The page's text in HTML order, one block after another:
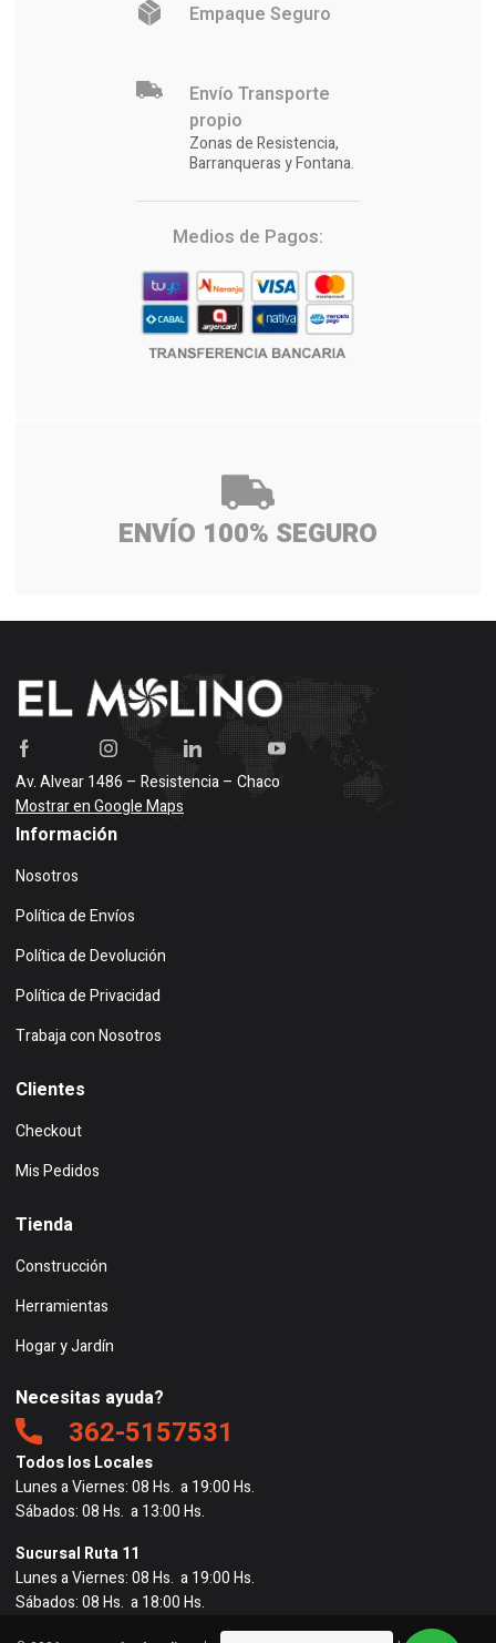
Empaque Seguro
Envío Transporte
propio
Zonas de Resistencia,
Barranqueras y Fontana.
Medios de Pagos:
ENVÍO 100% SEGURO
Av. Alvear 1486 – Resistencia – Chaco
Mostrar en Google Maps
Información
Nosotros
Política de Envíos
Política de Devolución
Política de Privacidad
Trabaja con Nosotros
Clientes
Checkout
Mis Pedidos
Tienda
Construcción
Herramientas
Hogar y Jardín
Necesitas ayuda?
362-5157531
Todos los Locales
Lunes a Viernes: 08 Hs. a 19:00 Hs.
Sábados: 08 Hs. a 13:00 Hs.
Sucursal Ruta 11
Lunes a Viernes: 08 Hs. a 19:00 Hs.
Sábados: 08 Hs. a 18:00 Hs.